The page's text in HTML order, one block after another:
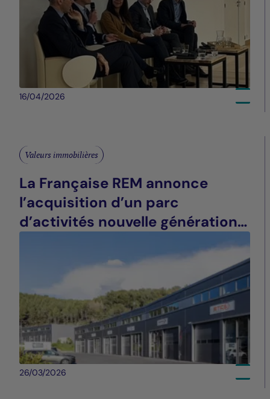
16/04/2026
Valeurs immobilières
La Française REM annonce
l’acquisition d’un parc
d’activités nouvelle génération à
26/03/2026